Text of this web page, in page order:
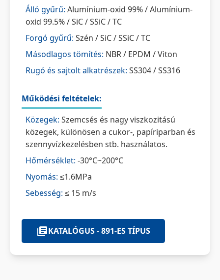
Álló gyűrű: Alumínium-oxid 99% / Alumínium-
oxid 99.5% / SiC / SSiC / TC
Forgó gyűrű: Szén / SiC / SSiC / TC
Másodlagos tömítés: NBR / EPDM / Viton
Rugó és sajtolt alkatrészek: SS304 / SS316
Működési feltételek:
Közegek: Szemcsés és nagy viszkozitású
közegek, különösen a cukor-, papíriparban és
szennyvízkezelésben stb. használatos.
Hőmérséklet: -30°C~200°C
Nyomás: ≤1.6MPa
Sebesség: ≤ 15 m/s
KATALÓGUS - 891-ES TÍPUS